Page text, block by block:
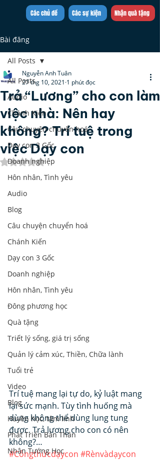
Trần Việt Quân
Các sự kiện
Các chủ đề Nhận quà tặng
Bài đăng
All Posts
Audio
Chánh Kiến
Câu chuyện chuyển hoá
Dạy con 3 Gốc
Doanh nghiệp
Hôn nhân, Tình yêu
Audio
Blog
Câu chuyện chuyển hoá
Chánh Kiến
Dạy con 3 Gốc
Doanh nghiệp
Hôn nhân, Tình yêu
Đông phương học
Quà tặng
Triết lý sống, giá trị sống
Quản lý cảm xúc, Thiền, Chữa lành
Tuổi trẻ
Video
Blog
Huyền học, tâm linh
Phát Triển Bản Thân
Nhân Tướng Học
All Posts
Trả “Lương” cho con làm
việc nhà: Nên hay
không? Trí tuệ trong
việc Dạy con
Nguyễn Anh Tuân
27 thg 10, 2021 1 phút đọc
Đã xếp hạng NaN/5 sao.
Trí tuệ mang lại tự do, kỷ luật mang
lại sức mạnh. Tùy tình huống mà
dùng không thể dùng lung tung
được. Trả lương cho con có nên
không?…
#Côngthứcdạycon #Rènvàdạycon